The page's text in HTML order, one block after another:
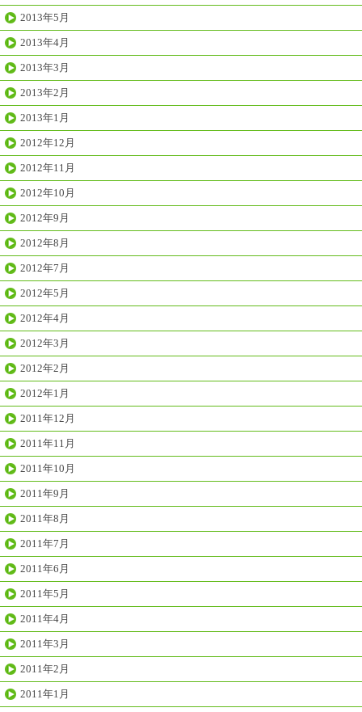
2013年5月
2013年4月
2013年3月
2013年2月
2013年1月
2012年12月
2012年11月
2012年10月
2012年9月
2012年8月
2012年7月
2012年5月
2012年4月
2012年3月
2012年2月
2012年1月
2011年12月
2011年11月
2011年10月
2011年9月
2011年8月
2011年7月
2011年6月
2011年5月
2011年4月
2011年3月
2011年2月
2011年1月